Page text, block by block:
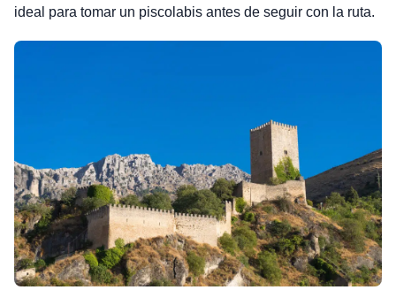
ideal para tomar un piscolabis antes de seguir con la ruta.